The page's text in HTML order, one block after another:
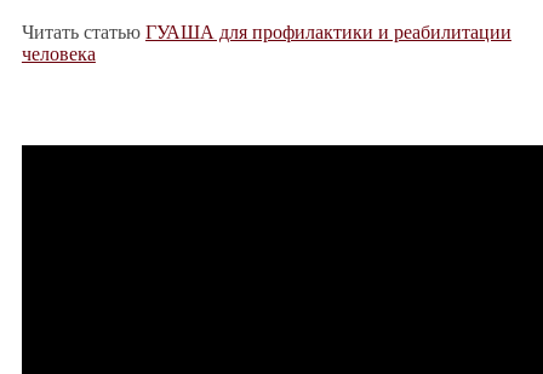
Читать статью ГУАША для профилактики и реабилитации
человека